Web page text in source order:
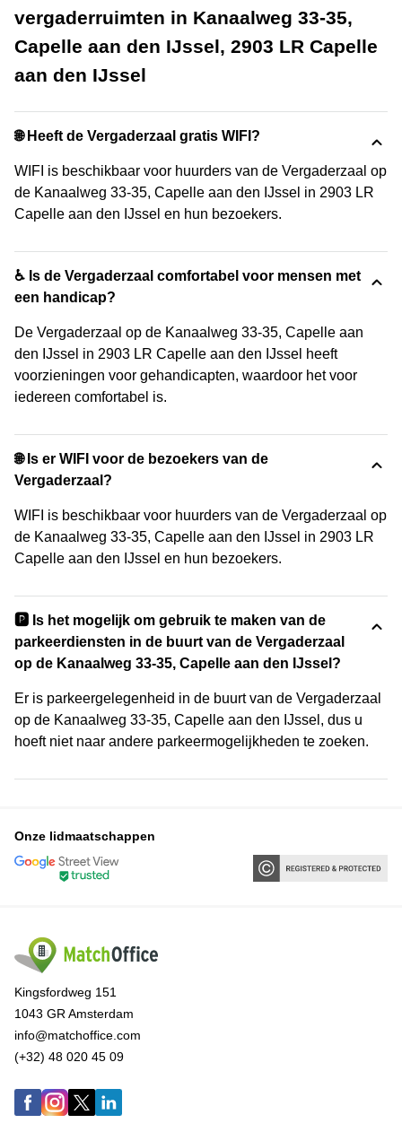
vergaderruimten in Kanaalweg 33-35,
Capelle aan den IJssel, 2903 LR Capelle
aan den IJssel
🌐 Heeft de Vergaderzaal gratis WIFI?
WIFI is beschikbaar voor huurders van de Vergaderzaal op
de Kanaalweg 33-35, Capelle aan den IJssel in 2903 LR
Capelle aan den IJssel en hun bezoekers.
♿ Is de Vergaderzaal comfortabel voor mensen met
een handicap?
De Vergaderzaal op de Kanaalweg 33-35, Capelle aan
den IJssel in 2903 LR Capelle aan den IJssel heeft
voorzieningen voor gehandicapten, waardoor het voor
iedereen comfortabel is.
🌐 Is er WIFI voor de bezoekers van de
Vergaderzaal?
WIFI is beschikbaar voor huurders van de Vergaderzaal op
de Kanaalweg 33-35, Capelle aan den IJssel in 2903 LR
Capelle aan den IJssel en hun bezoekers.
🅿️ Is het mogelijk om gebruik te maken van de
parkeerdiensten in de buurt van de Vergaderzaal
op de Kanaalweg 33-35, Capelle aan den IJssel?
Er is parkeergelegenheid in de buurt van de Vergaderzaal
op de Kanaalweg 33-35, Capelle aan den IJssel, dus u
hoeft niet naar andere parkeermogelijkheden te zoeken.
Onze lidmaatschappen
Kingsfordweg 151
1043 GR Amsterdam
info@matchoffice.com
(+32) 48 020 45 09